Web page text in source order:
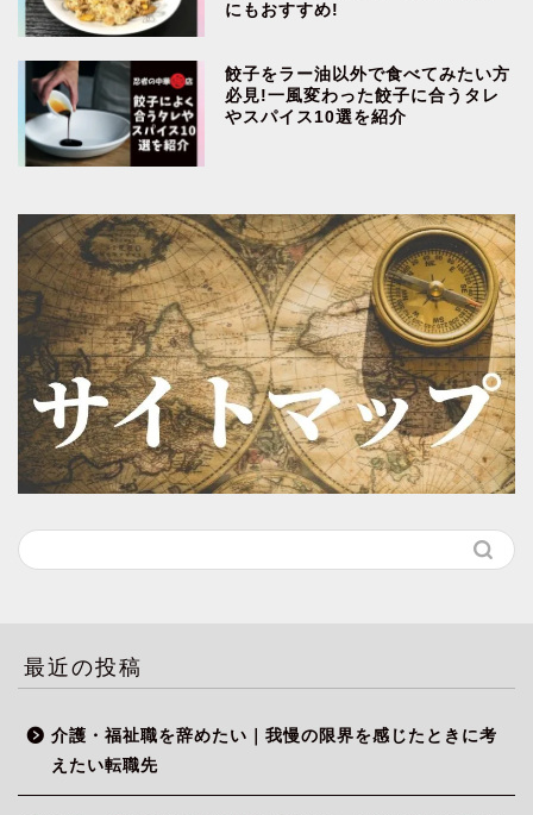
にもおすすめ!
餃子をラー油以外で食べてみたい方
必見!一風変わった餃子に合うタレ
やスパイス10選を紹介
最近の投稿
介護・福祉職を辞めたい｜我慢の限界を感じたときに考
えたい転職先